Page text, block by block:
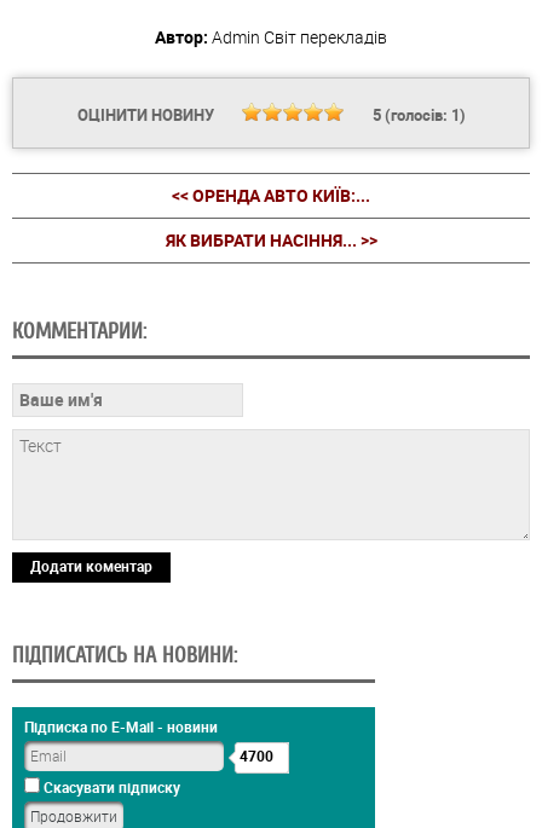
Автор: Admin Світ перекладів
ОЦІНИТИ НОВИНУ 5(голосів: 1)
<< ОРЕНДА АВТО КИЇВ:...
ЯК ВИБРАТИ НАСІННЯ... >>
КОММЕНТАРИИ:
Додати коментар
ПІДПИСАТИСЬ НА НОВИНИ:
Підписка по E-Mail - новини
4700
Скасувати підписку